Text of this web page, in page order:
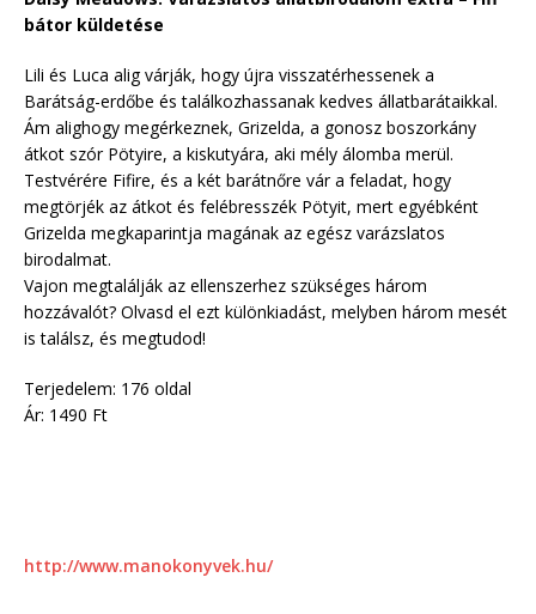
bátor küldetése
Lili és Luca alig várják, hogy újra visszatérhessenek a
Barátság-erdőbe és találkozhassanak kedves állatbarátaikkal.
Ám alighogy megérkeznek, Grizelda, a gonosz boszorkány
átkot szór Pötyire, a kiskutyára, aki mély álomba merül.
Testvérére Fifire, és a két barátnőre vár a feladat, hogy
megtörjék az átkot és felébresszék Pötyit, mert egyébként
Grizelda megkaparintja magának az egész varázslatos
birodalmat.
Vajon megtalálják az ellenszerhez szükséges három
hozzávalót? Olvasd el ezt különkiadást, melyben három mesét
is találsz, és megtudod!
Terjedelem: 176 oldal
Ár: 1490 Ft
http://www.manokonyvek.hu/